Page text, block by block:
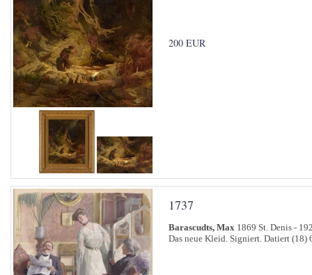
200 EUR
1737
Barascudts, Max 1869 St. Denis -
Das neue Kleid. Signiert. Datiert (18)